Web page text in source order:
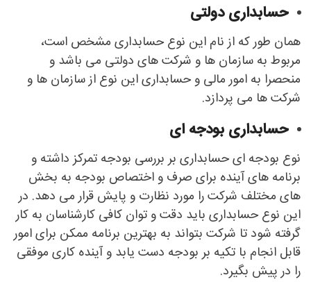
حسابداری دولتی
همان طور که از نام این نوع حسابداری مشخص است،
مربوط به سازمان ها و شرکت های دولتی می باشد و
منحصرا به امور مالی و حسابداری این نوع از سازمان ها و
شرکت ها می پردازد.
حسابداری بودجه ای
نوع بودجه ای حسابداری بر بررسی بودجه تمرکز داشته و
برنامه های آینده برای صرف و اختصاص بودجه به بخش
های مختلف شرکت را مورد نظارت و پایش قرار می دهد. در
این نوع حسابداری باید دقت و توان کافی کارشناسان به کار
گرفته شود تا شرکت بتواند به بهترین برنامه ممکن برای امور
قابل انجام با تکیه بر بودجه دست یابد و آینده کاری موفقی
را در پیش بگیرد.